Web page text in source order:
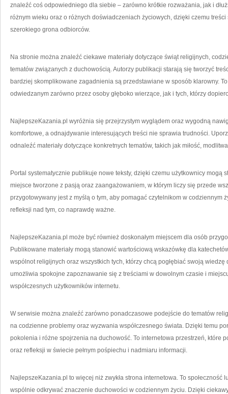
znaleźć coś odpowiedniego dla siebie – zarówno krótkie rozważania, jak i
różnym wieku oraz o różnych doświadczeniach życiowych, dzięki czemu
szerokiego grona odbiorców.
Na stronie można znaleźć ciekawe materiały dotyczące świąt religijnych,
tematów związanych z duchowością. Autorzy publikacji starają się tworzyć
bardziej skomplikowane zagadnienia są przedstawiane w sposób klarowny.
odwiedzanym zarówno przez osoby głęboko wierzące, jak i tych, którzy
NajlepszeKazania.pl wyróżnia się przejrzystym wyglądem oraz wygodną
komfortowe, a odnajdywanie interesujących treści nie sprawia trudności.
odnaleźć materiały dotyczące konkretnych tematów, takich jak miłość,
Portal systematycznie publikuje nowe teksty, dzięki czemu użytkownicy mogą
miejsce tworzone z pasją oraz zaangażowaniem, w którym liczy się przede
przygotowywany jest z myślą o tym, aby pomagać czytelnikom w codziennym
refleksji nad tym, co naprawdę ważne.
NajlepszeKazania.pl może być również doskonałym miejscem dla osób
Publikowane materiały mogą stanowić wartościową wskazówkę dla
wspólnot religijnych oraz wszystkich tych, którzy chcą pogłębiać swoją
umożliwia spokojne zapoznawanie się z treściami w dowolnym czasie i
współczesnych użytkowników internetu.
W serwisie można znaleźć zarówno ponadczasowe podejście do tematów
na codzienne problemy oraz wyzwania współczesnego świata. Dzięki temu
pokolenia i różne spojrzenia na duchowość. To internetowa przestrzeń, które
oraz refleksji w świecie pełnym pośpiechu i nadmiaru informacji.
NajlepszeKazania.pl to więcej niż zwykła strona internetowa. To
wspólnie odkrywać znaczenie duchowości w codziennym życiu. Dzięki